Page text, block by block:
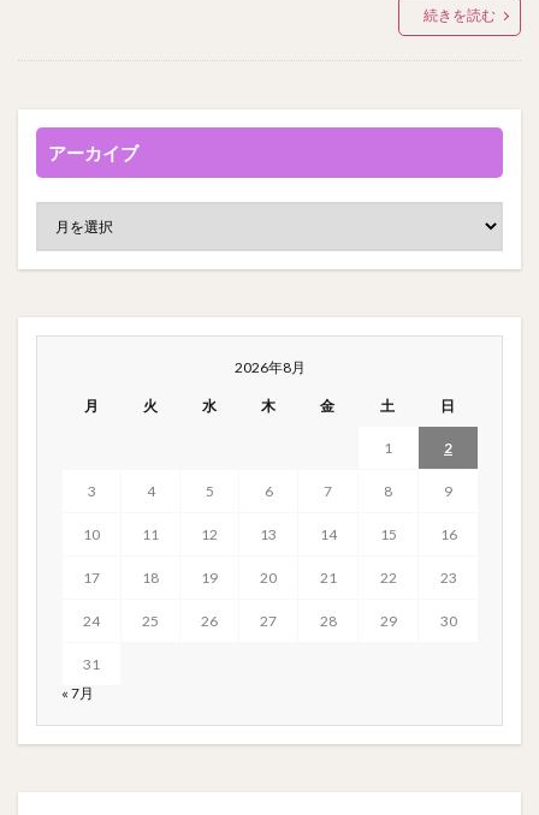
続きを読む
アーカイブ
2026年8月
月 火 水 木 金 土 日
1 2
3 4 5 6 7 8 9
10 11 12 13 14 15 16
17 18 19 20 21 22 23
24 25 26 27 28 29 30
31
« 7月